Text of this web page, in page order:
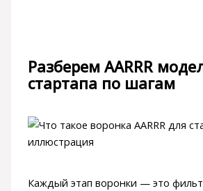
Разберем AARRR
стартапа по шагам
Каждый этап воронки — это